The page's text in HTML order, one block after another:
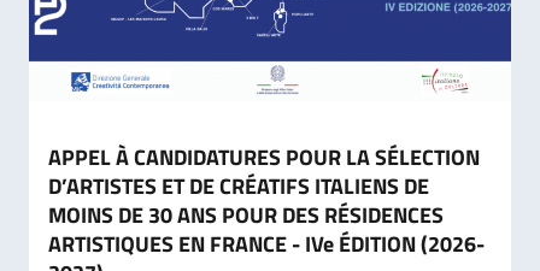
APPEL À CANDIDATURES POUR LA SÉLECTION
D’ARTISTES ET DE CRÉATIFS ITALIENS DE
MOINS DE 30 ANS POUR DES RÉSIDENCES
ARTISTIQUES EN FRANCE - IVe ÉDITION (2026-